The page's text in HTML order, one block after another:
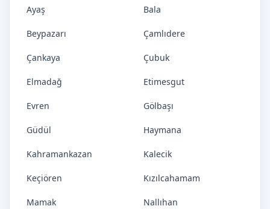
Ayaş Bala
Beypazarı Çamlıdere
Çankaya Çubuk
Elmadağ Etimesgut
Evren Gölbaşı
Güdül Haymana
Kahramankazan Kalecik
Keçiören Kızılcahamam
Mamak Nallıhan